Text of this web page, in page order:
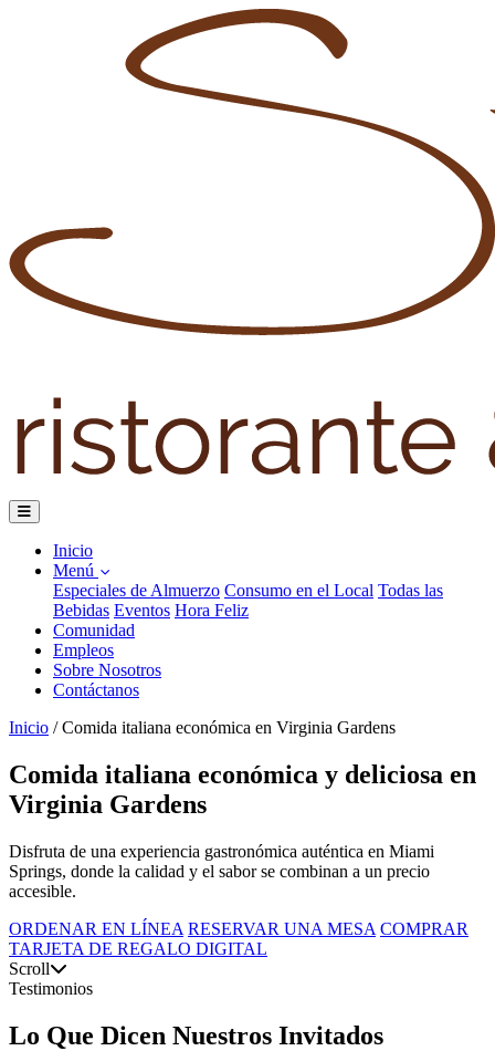
Inicio
Menú
Especiales de Almuerzo Consumo en el Local Todas las
Bebidas Eventos Hora Feliz
Comunidad
Empleos
Sobre Nosotros
Contáctanos
Inicio / Comida italiana económica en Virginia Gardens
Comida italiana económica y deliciosa en
Virginia Gardens
Disfruta de una experiencia gastronómica auténtica en Miami
Springs, donde la calidad y el sabor se combinan a un precio
accesible.
ORDENAR EN LÍNEA RESERVAR UNA MESA COMPRAR
TARJETA DE REGALO DIGITAL
Scroll
Testimonios
Lo Que Dicen Nuestros Invitados